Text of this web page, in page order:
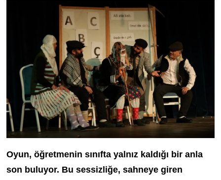
Oyun, öğretmenin sınıfta yalnız kaldığı bir anla
son buluyor. Bu sessizliğe, sahneye giren